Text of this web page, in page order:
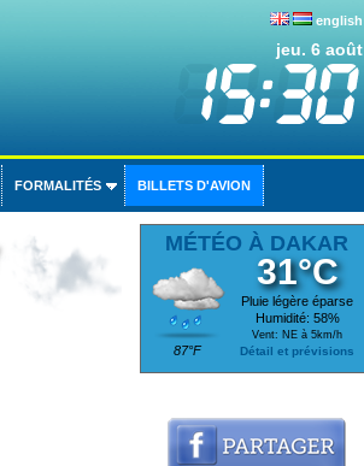
english
jeu. 6 août
FORMALITÉS BILLETS D'AVION
MÉTÉO À DAKAR
87°F
31°C
Pluie légère éparse
Humidité: 58%
Vent: NE à 5km/h
Détail et prévisions